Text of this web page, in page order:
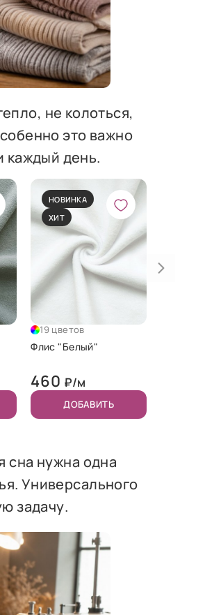
не колоться,
это важно
каждый день.
НОВИНКА
ХИТ
19 цветов
Флис "Белый"
460 ₽/м
ДОБАВИТЬ
сна нужна одна
Универсального
задачу.